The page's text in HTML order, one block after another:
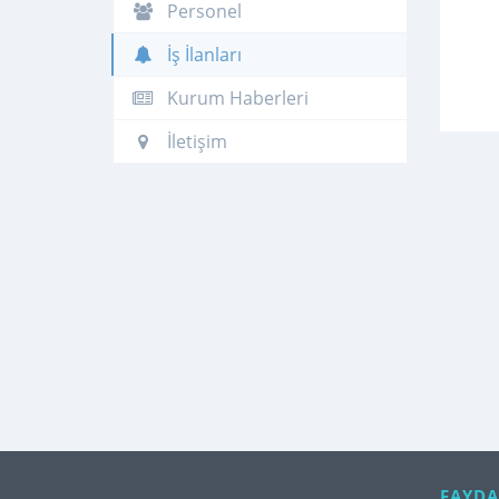
Personel
İş İlanları
Kurum Haberleri
İletişim